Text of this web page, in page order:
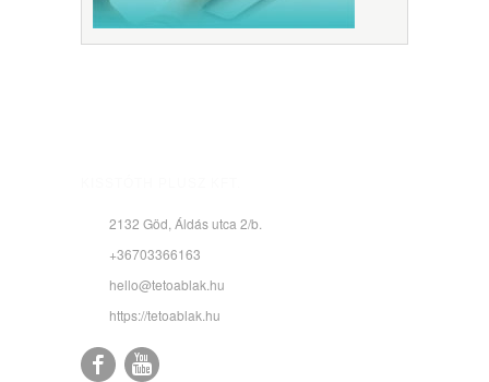
2132 Göd, Áldás utca 2/b.
+36703366163
hello@tetoablak.hu
https://tetoablak.hu